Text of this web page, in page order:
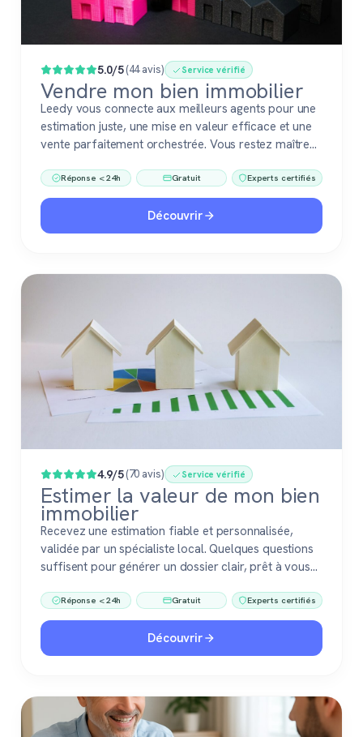
Populaire
5.0/5(44 avis) Service vérifié
Vendre mon bien immobilier
Leedy vous connecte aux meilleurs agents pour une
estimation juste, une mise en valeur efficace et une
vente parfaitement orchestrée. Vous restez maître
Réponse < 24h Gratuit Experts certifiés
Découvrir
4.9/5(70 avis) Service vérifié
Estimer la valeur de mon bien
immobilier
Recevez une estimation fiable et personnalisée,
validée par un spécialiste local. Quelques questions
suffisent pour générer un dossier clair, prêt à vous
immobilier. Gratuit, sans engagement, 100 %
confiance.
Réponse < 24h Gratuit Experts certifiés
Découvrir